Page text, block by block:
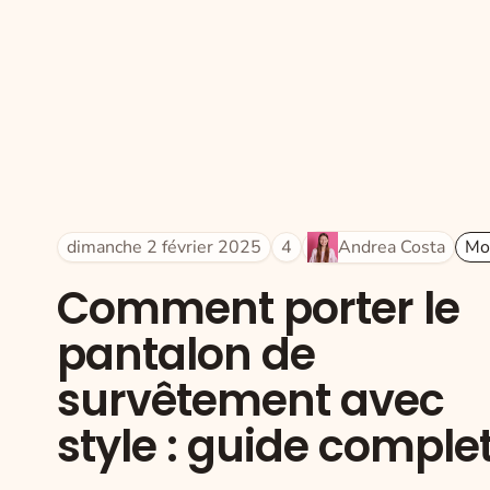
dimanche 2 février 2025 4 Andrea Costa
Comment porter le
pantalon de
survêtement avec
style : guide